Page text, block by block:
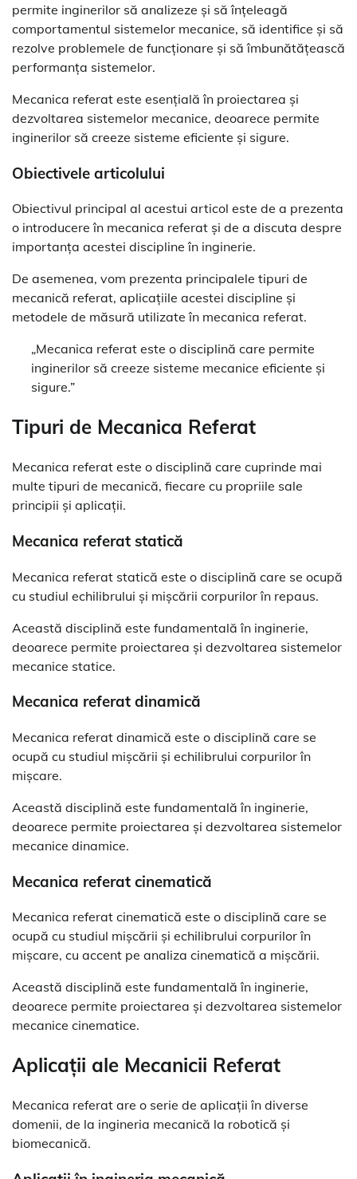
permite inginerilor să analizeze și să înțeleagă
comportamentul sistemelor mecanice, să identifice și să
rezolve problemele de funcționare și să îmbunătățească
performanța sistemelor.
Mecanica referat este esențială în proiectarea și
dezvoltarea sistemelor mecanice, deoarece permite
inginerilor să creeze sisteme eficiente și sigure.
Obiectivele articolului
Obiectivul principal al acestui articol este de a prezenta
o introducere în mecanica referat și de a discuta despre
importanța acestei discipline în inginerie.
De asemenea, vom prezenta principalele tipuri de
mecanică referat, aplicațiile acestei discipline și
metodele de măsură utilizate în mecanica referat.
„Mecanica referat este o disciplină care permite
inginerilor să creeze sisteme mecanice eficiente și
sigure.”
Tipuri de Mecanica Referat
Mecanica referat este o disciplină care cuprinde mai
multe tipuri de mecanică, fiecare cu propriile sale
principii și aplicații.
Mecanica referat statică
Mecanica referat statică este o disciplină care se ocupă
cu studiul echilibrului și mișcării corpurilor în repaus.
Această disciplină este fundamentală în inginerie,
deoarece permite proiectarea și dezvoltarea sistemelor
mecanice statice.
Mecanica referat dinamică
Mecanica referat dinamică este o disciplină care se
ocupă cu studiul mișcării și echilibrului corpurilor în
mișcare.
Această disciplină este fundamentală în inginerie,
deoarece permite proiectarea și dezvoltarea sistemelor
mecanice dinamice.
Mecanica referat cinematică
Mecanica referat cinematică este o disciplină care se
ocupă cu studiul mișcării și echilibrului corpurilor în
mișcare, cu accent pe analiza cinematică a mișcării.
Această disciplină este fundamentală în inginerie,
deoarece permite proiectarea și dezvoltarea sistemelor
mecanice cinematice.
Aplicații ale Mecanicii Referat
Mecanica referat are o serie de aplicații în diverse
domenii, de la ingineria mecanică la robotică și
biomecanică.